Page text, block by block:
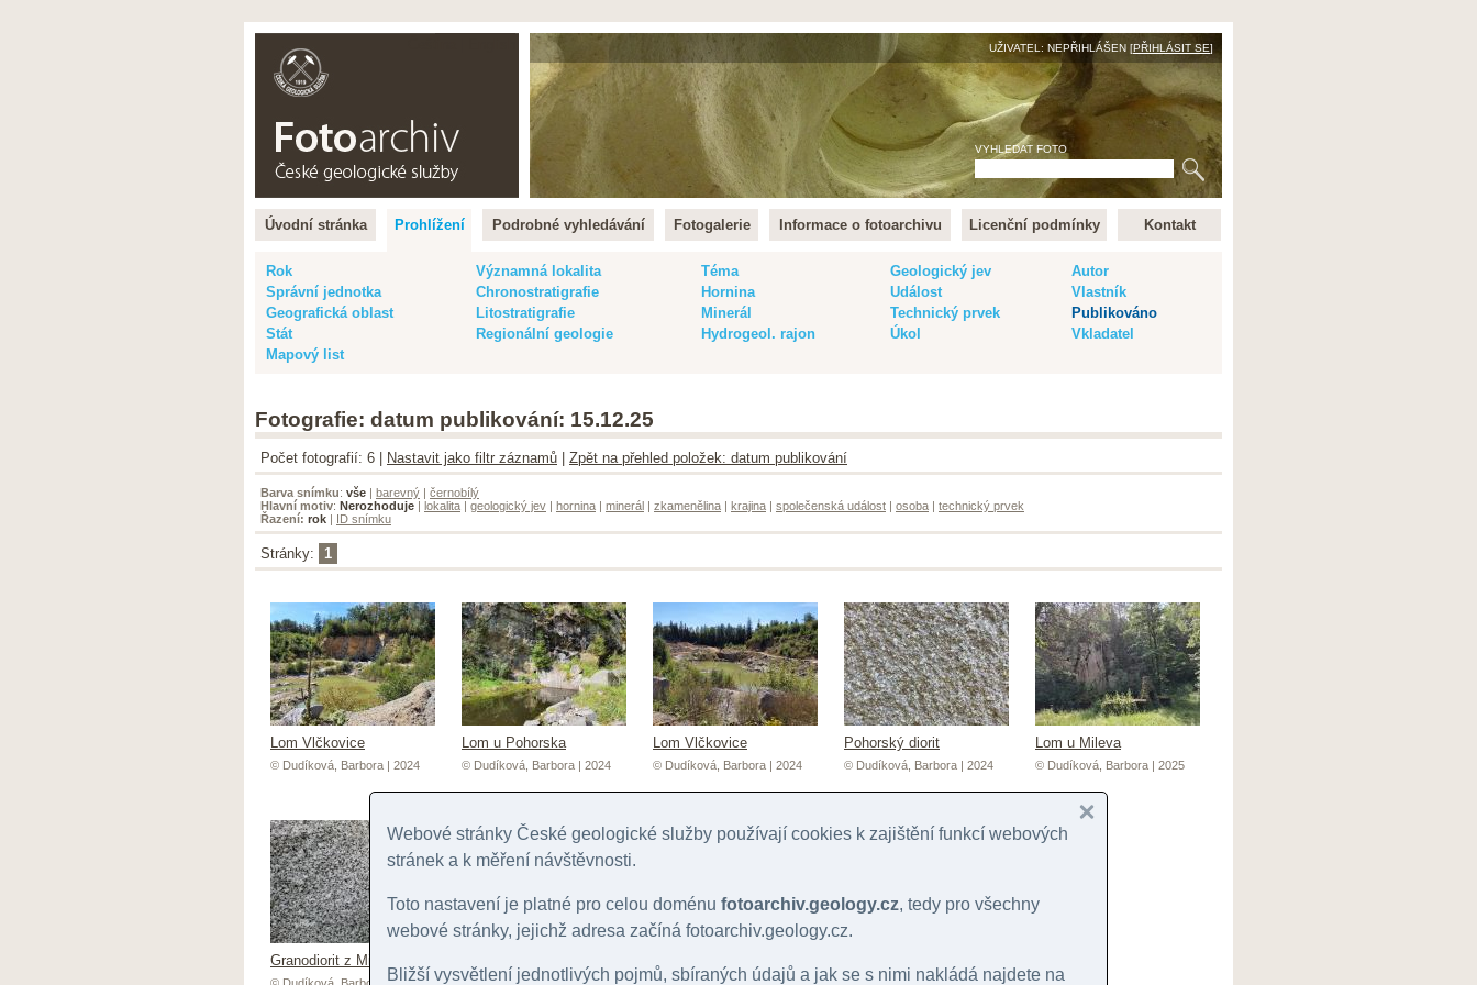
UŽIVATEL: NEPŘIHLÁŠEN [PŘIHLÁSIT SE]
VYHLEDAT FOTO
Úvodní stránka Prohlížení Podrobné vyhledávání Fotogalerie Informace o fotoarchivu Licenční podmínky Kontakt
Rok Významná lokalita Téma Geologický jev
Autor
Správní jednotka
Chronostratigrafie Hornina Událost
Vlastník
Geografická oblast
Litostratigrafie Minerál Technický prvek
Publikováno
Stát
Regionální geologie Hydrogeol. rajon Úkol
Vkladatel
Mapový list
Fotografie: datum publikování: 15.12.25
Počet fotografií: 6 | Nastavit jako filtr záznamů Zpět na přehled položek: datum publikování
Barva snímku: vše | barevný | černobílý
Hlavní motiv: Nerozhoduje | lokalita | geologický jev | hornina | minerál | zkamenělina | krajina | společenská událost | osoba | technický prvek
Řazení: rok | ID snímku
Stránky: 1
Lom Vlčkovice
© Dudíková, Barbora | 2024
Lom u Pohorska
© Dudíková, Barbora | 2024
Lom Vlčkovice
© Dudíková, Barbora | 2024
Pohorský diorit
© Dudíková, Barbora | 2024
Lom u Mileva
© Dudíková, Barbora | 2025
Granodiorit z Mileva
Webové stránky České geologické služby používají cookies k zajištění funkcí webových
stránek a k měření návštěvnosti.
Toto nastavení je platné pro celou doménu fotoarchiv.geology.cz, tedy pro všechny
webové stránky, jejichž adresa začíná fotoarchiv.geology.cz.
Bližší vysvětlení jednotlivých pojmů, sbíraných údajů a jak se s nimi nakládá najdete na